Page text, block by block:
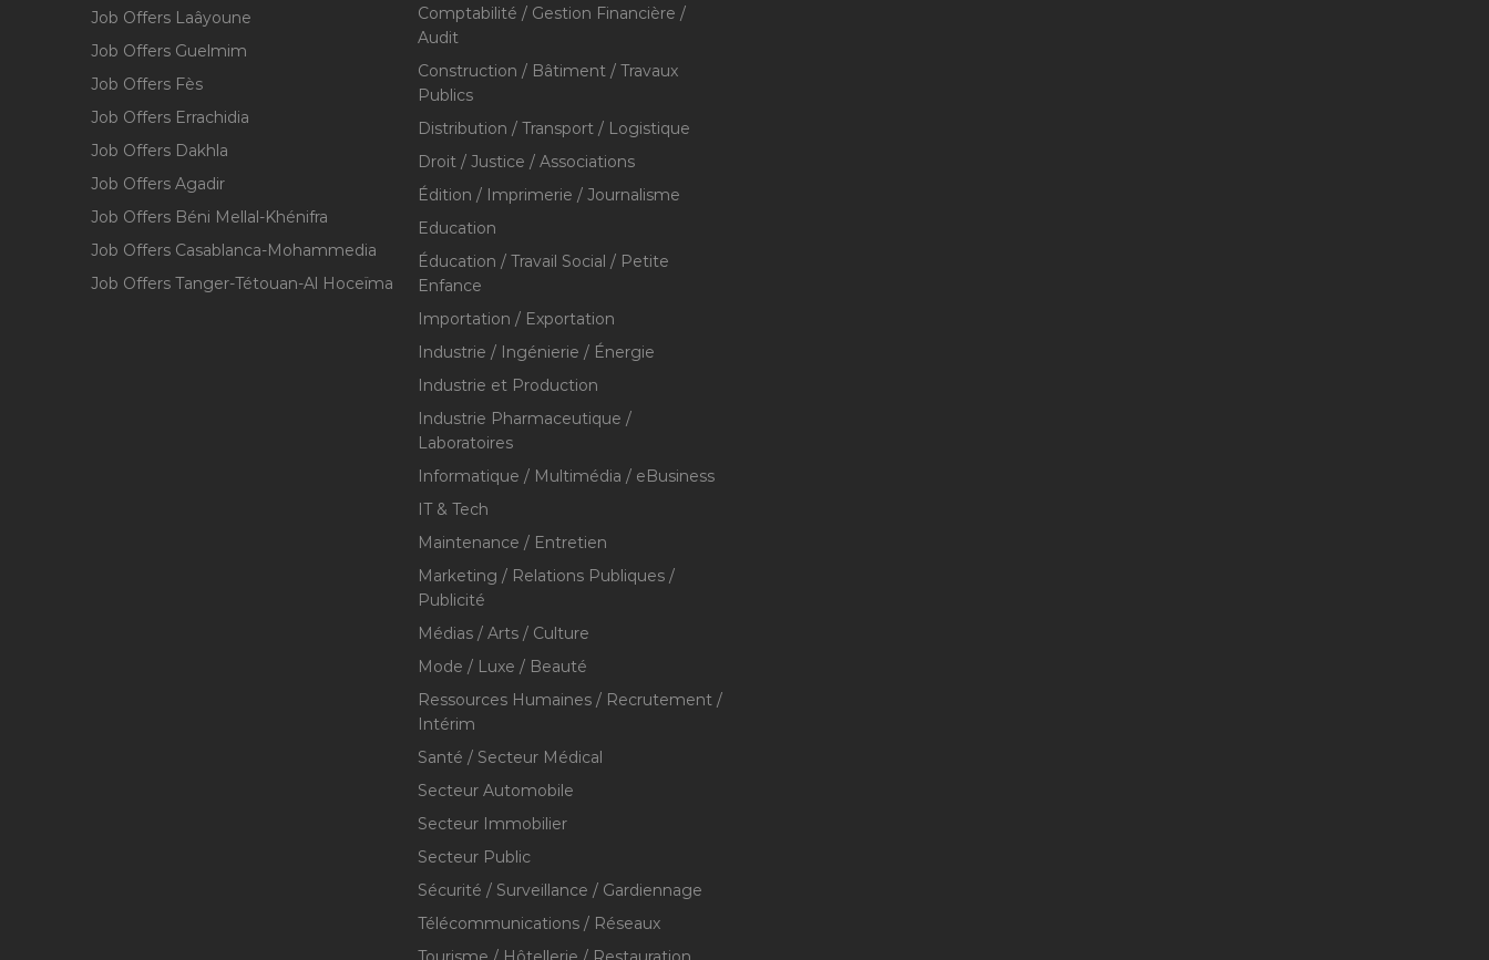
Job Offers Laâyoune
Job Offers Guelmim
Job Offers Fès
Job Offers Errachidia
Job Offers Dakhla
Job Offers Agadir
Job Offers Béni Mellal-Khénifra
Job Offers Casablanca-Mohammedia
Job Offers Tanger-Tétouan-Al Hoceïma
Comptabilité / Gestion Financière /
Audit
Construction / Bâtiment / Travaux
Publics
Distribution / Transport / Logistique
Droit / Justice / Associations
Édition / Imprimerie / Journalisme
Education
Éducation / Travail Social / Petite
Enfance
Importation / Exportation
Industrie / Ingénierie / Énergie
Industrie et Production
Industrie Pharmaceutique /
Laboratoires
Informatique / Multimédia / eBusiness
IT & Tech
Maintenance / Entretien
Marketing / Relations Publiques /
Publicité
Médias / Arts / Culture
Mode / Luxe / Beauté
Ressources Humaines / Recrutement /
Intérim
Santé / Secteur Médical
Secteur Automobile
Secteur Immobilier
Secteur Public
Sécurité / Surveillance / Gardiennage
Télécommunications / Réseaux